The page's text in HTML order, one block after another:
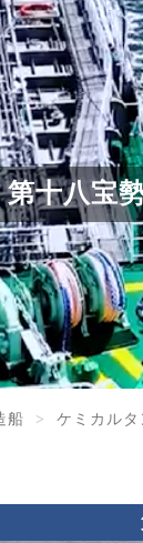
第十八宝
船
ケミカルタ